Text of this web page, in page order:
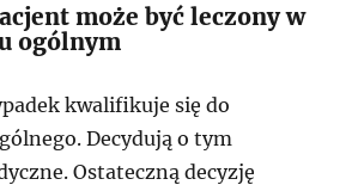
może być leczony w
ogólnym
kwalifikuje się do
Decydują o tym
Ostateczną decyzję